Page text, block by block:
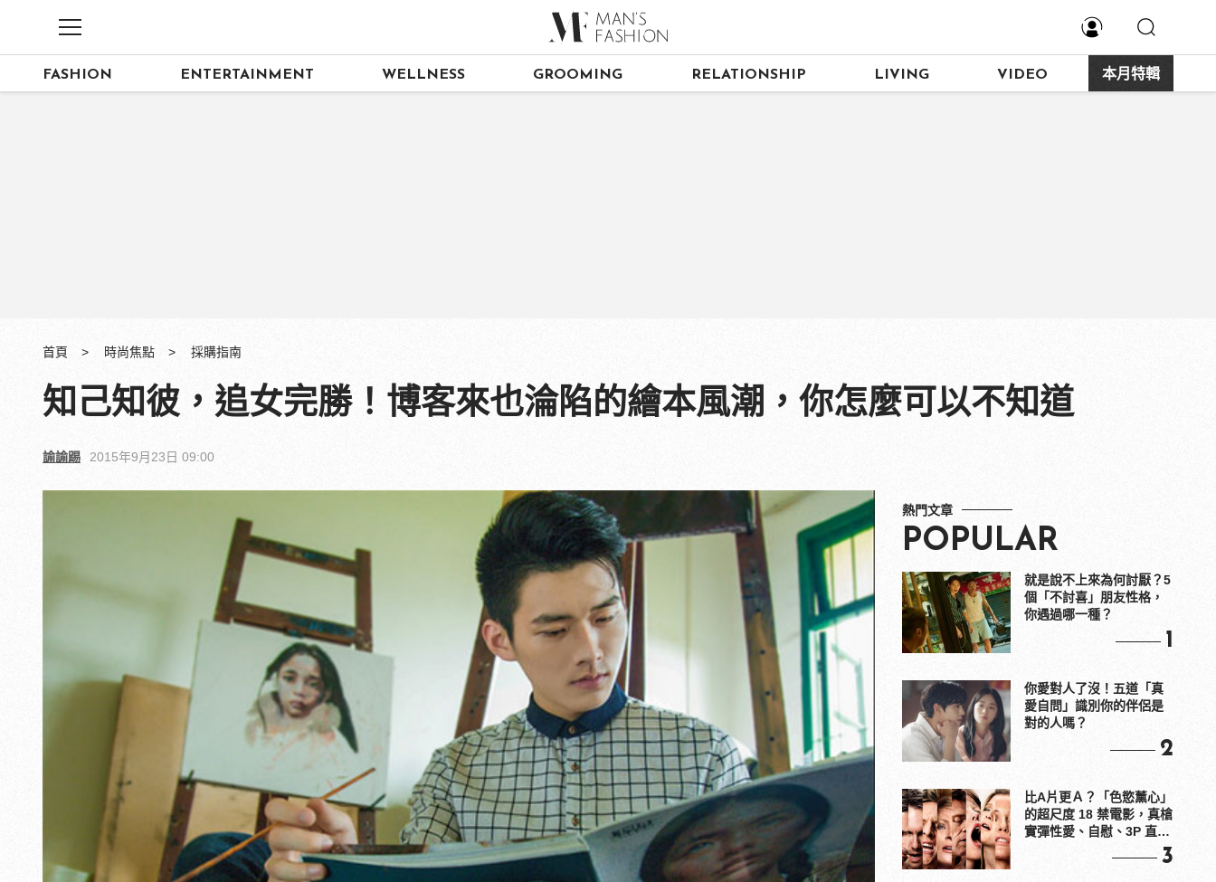
FASHION ENTERTAINMENT WELLNESS GROOMING RELATIONSHIP LIVING VIDEO 本月特輯
首頁 時尚焦點 採購指南
知己知彼，追女完勝！博客來也淪陷的繪本風潮，你怎麼可以不知道
諭諭踢 2015年9月23日 09:00
熱門文章
POPULAR
就是說不上來為何討厭？5
個「不討喜」朋友性格，
你遇過哪一種？
1
你愛對人了沒！五道「真
愛自問」識別你的伴侶是
對的人嗎？
2
比A片更Ａ？「色慾薰心」
的超尺度 18 禁電影，真槍
實彈性愛、自慰、3P 直接
3